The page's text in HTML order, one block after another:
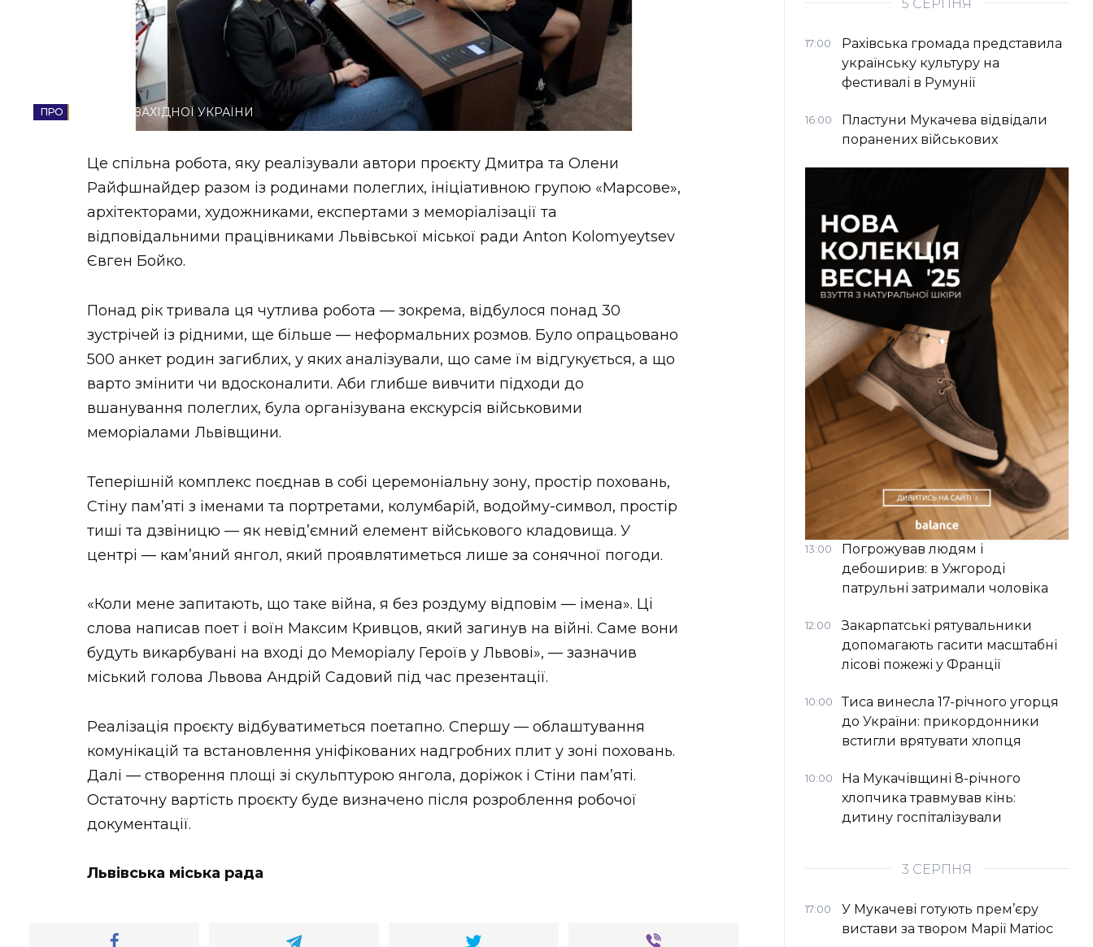
НОВИНИ ЗАХІДНОЇ УКРАЇНИ
Це спільна робота, яку реалізували автори проєкту Дмитра та Олени
Райфшнайдер разом із родинами полеглих, ініціативною групою «Марсове»,
архітекторами, художниками, експертами з меморіалізації та
відповідальними працівниками Львівської міської ради Anton Kolomyeytsev
Євген Бойко.
Понад рік тривала ця чутлива робота — зокрема, відбулося понад 30
зустрічей із рідними, ще більше — неформальних розмов. Було опрацьовано
500 анкет родин загиблих, у яких аналізували, що саме їм відгукується, а що
варто змінити чи вдосконалити. Аби глибше вивчити підходи до
вшанування полеглих, була організувана екскурсія військовими
меморіалами Львівщини.
Теперішній комплекс поєднав в собі церемоніальну зону, простір поховань,
Стіну памʼяті з іменами та портретами, колумбарій, водойму-символ, простір
тиші та дзвіницю — як невід’ємний елемент військового кладовища. У
центрі — кам’яний янгол, який проявлятиметься лише за сонячної погоди.
«Коли мене запитають, що таке війна, я без роздуму відповім — імена». Ці
слова написав поет і воїн Максим Кривцов, який загинув на війні. Саме вони
будуть викарбувані на вході до Меморіалу Героїв у Львові», — зазначив
міський голова Львова Андрій Садовий під час презентації.
Реалізація проєкту відбуватиметься поетапно. Спершу — облаштування
комунікацій та встановлення уніфікованих надгробних плит у зоні поховань.
Далі — створення площі зі скульптурою янгола, доріжок і Стіни пам’яті.
Остаточну вартість проєкту буде визначено після розроблення робочої
документації.
Львівська міська рада
5 СЕРПНЯ
17:00
Рахівська громада представила
українську культуру на
фестивалі в Румунії
16:00
Пластуни Мукачева відвідали
поранених військових
13:00
Погрожував людям і
дебоширив: в Ужгороді
патрульні затримали чоловіка
12:00
Закарпатські рятувальники
допомагають гасити масштабні
лісові пожежі у Франції
10:00
Тиса винесла 17-річного угорця
до України: прикордонники
встигли врятувати хлопця
10:00
На Мукачівщині 8-річного
хлопчика травмував кінь:
дитину госпіталізували
3 СЕРПНЯ
17:00
У Мукачеві готують прем’єру
вистави за твором Марії Матіос